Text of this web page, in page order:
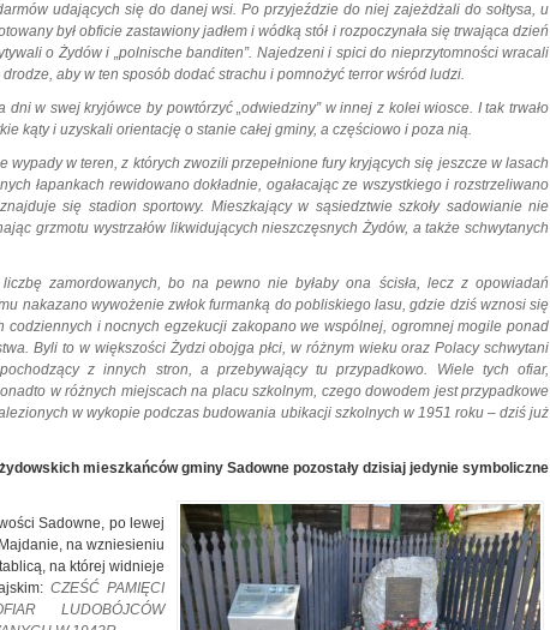
udających się do danej wsi. Po przyjeździe do niej zajeżdżali do sołtysa, u
był obficie zastawiony jadłem i wódką stół i rozpoczynała się trwająca dzień
o Żydów i „polnische banditen”. Najedzeni i spici do nieprzytomności wracali
aby w ten sposób dodać strachu i pomnożyć terror wśród ludzi.
w swej kryjówce by powtórzyć „odwiedziny” w innej z kolei wiosce. I tak trwało
kąty i uzyskali orientację o stanie całej gminy, a częściowo i poza nią.
wypady w teren, z których zwozili przepełnione fury kryjących się jeszcze w lasach
łapankach rewidowano dokładnie, ogałacając ze wszystkiego i rozstrzeliwano
się stadion sportowy. Mieszkający w sąsiedztwie szkoły sadowianie nie
grzmotu wystrzałów likwidujących nieszczęsnych Żydów, a także schwytanych
zamordowanych, bo na pewno nie byłaby ona ścisła, lecz z opowiadań
nakazano wywożenie zwłok furmanką do pobliskiego lasu, gdzie dziś wznosi się
codziennych i nocnych egzekucji zakopano we wspólnej, ogromnej mogile ponad
Byli to w większości Żydzi obojga płci, w różnym wieku oraz Polacy schwytani
z innych stron, a przebywający tu przypadkowo. Wiele tych ofiar,
w różnych miejscach na placu szkolnym, czego dowodem jest przypadkowe
w wykopie podczas budowania ubikacji szkolnych w 1951 roku – dziś już
mieszkańców gminy Sadowne pozostały dzisiaj jedynie symboliczne
Sadowne, po lewej
na wzniesieniu
na której widnieje
CZEŚĆ PAMIĘCI
LUDOBÓJCÓW